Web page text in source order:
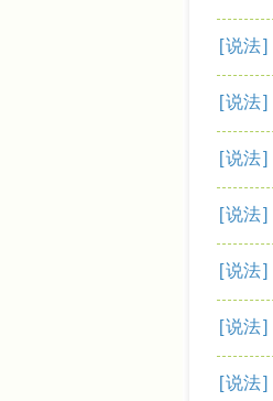
[说法]
[说法]
[说法]
[说法]
[说法]
[说法]
[说法]